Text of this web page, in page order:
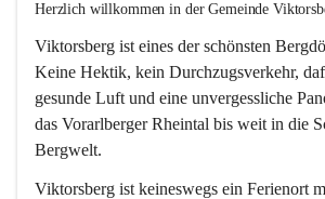
Herzlich willkommen in der Gemeinde
Viktorsberg ist eines der schönsten
Keine Hektik, kein Durchzugsverkehr,
gesunde Luft und eine unvergessliche
das Vorarlberger Rheintal bis weit in die
Bergwelt.
Viktorsberg ist keineswegs ein Ferienort